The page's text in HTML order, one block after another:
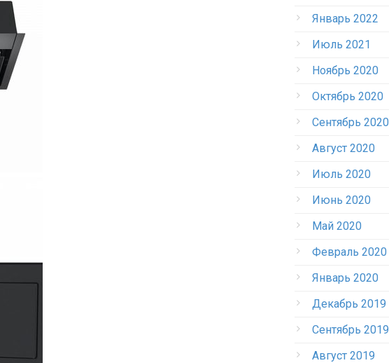
Январь 2022
Июль 2021
Ноябрь 2020
Октябрь 2020
Сентябрь 2020
Август 2020
Июль 2020
Июнь 2020
Май 2020
Февраль 2020
Январь 2020
Декабрь 2019
Сентябрь 2019
Август 2019